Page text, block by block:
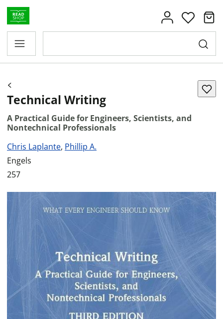
Technical Writing
A Practical Guide for Engineers, Scientists, and
Nontechnical Professionals
Chris Laplante, Phillip A.
Engels
257